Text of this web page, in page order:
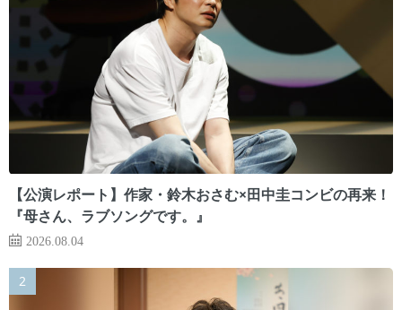
【公演レポート】作家・鈴木おさむ×田中圭コンビの再来！
『母さん、ラブソングです。』
2026.08.04